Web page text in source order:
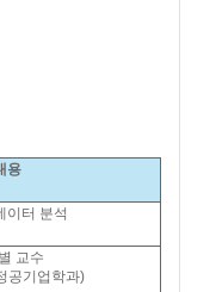
용
이터 분석
교수
공기업학과)